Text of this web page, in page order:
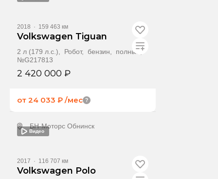
2018 · 159 463 км
Volkswagen Tiguan
2 л (179 л.с.), Робот, бензин, полный,
№G217813
2 420 000 ₽
от 24 033 ₽ /мес
БН-Моторс Обнинск
Видео
2017 · 116 707 км
Volkswagen Polo